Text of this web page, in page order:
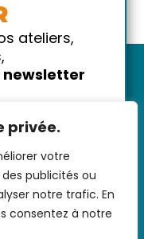
privée.
votre
publicités ou
notre trafic. En
consentez à notre
-Données
- FAQ
ateliers,
newsletter